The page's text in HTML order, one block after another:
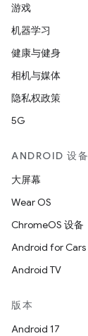
游戏
机器学习
健康与健身
相机与媒体
隐私权政策
5G
ANDROID 设备
大屏幕
Wear OS
ChromeOS 设备
Android for Cars
Android TV
版本
Android 17